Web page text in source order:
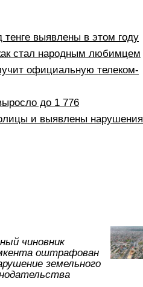
выявлены в этом году
стал народным любимцем
официальную телеком-
до 1 776
и выявлены нарушения
чиновник
оштрафован
земельного